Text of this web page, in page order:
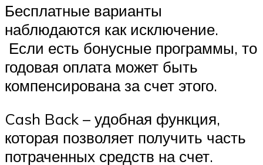
Бесплатные варианты
наблюдаются как исключение.
Если есть бонусные программы, то
годовая оплата может быть
компенсирована за счет этого.
Cash Back – удобная функция,
которая позволяет получить часть
потраченных средств на счет.